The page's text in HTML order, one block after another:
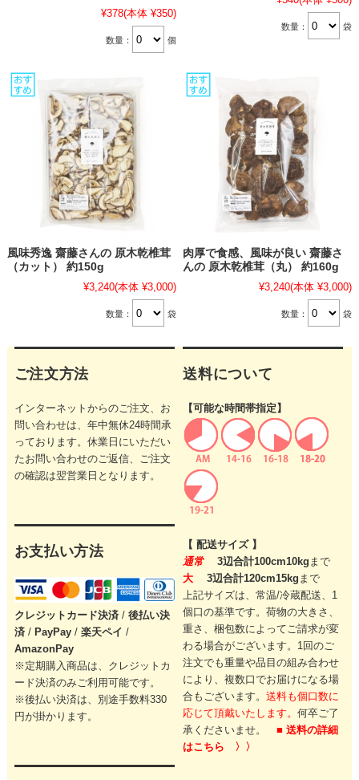
¥378(本体 ¥350)
数量： 個
数量： 袋
風味秀逸 齋藤さんの 原木乾椎茸
（カット） 約150g
¥3,240(本体 ¥3,000)
数量： 袋
肉厚で食感、風味が良い 齋藤さ
んの 原木乾椎茸（丸） 約160g
¥3,240(本体 ¥3,000)
数量： 袋
ご注文方法
インターネットからのご注文、お
問い合わせは、年中無休24時間承
っております。休業日にいただい
たお問い合わせのご返信、ご注文
の確認は翌営業日となります。
お支払い方法
クレジットカード決済 / 後払い決
済/ PayPay/ 楽天ペイ /
AmazonPay
※定期購入商品は、クレジットカ
ード決済のみご利用可能です。
※後払い決済は、別途手数料330
円が掛かります。
送料について
【可能な時間帯指定】
【 配送サイズ 】
通常
3辺合計100cm10kg まで
大
3辺合計120cm15kg まで
上記サイズは、常温/冷蔵配送、1
個口の基準です。荷物の大きさ、
重さ、梱包数によってご請求が変
わる場合がございます。 1回のご
注文でも重量や品目の組み合わせ
により、複数口でお届けになる場
合もございます。送料も個口数に
応じて頂戴いたします。何卒ご了
承くださいませ。■ 送料の詳細
はこちら 〉〉